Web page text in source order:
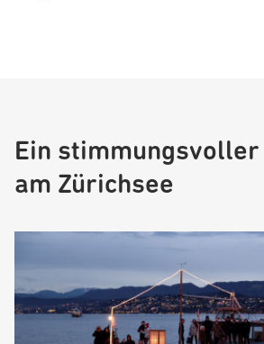
Ein stimmungsvoller
am Zürichsee